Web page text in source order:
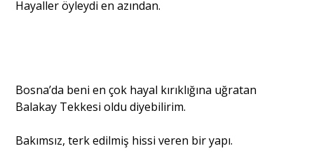
Hayaller öyleydi en azından.
Bosna’da beni en çok hayal kırıklığına uğratan
Balakay Tekkesi oldu diyebilirim.
Bakımsız, terk edilmiş hissi veren bir yapı.